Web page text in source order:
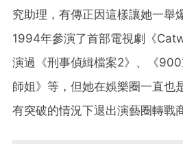
究助理，有傳正因這樣讓她一舉
1994年參演了首部電視劇《
演過《刑事偵緝檔案2》、《
師姐》等，但她在娛樂圈一直也
有突破的情況下退出演藝圈轉戰